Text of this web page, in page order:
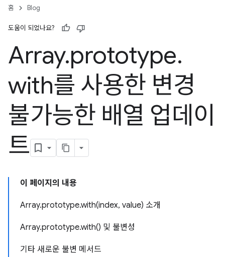
홈 Blog
도움이 되었나요?
Array.prototype.
with를 사용한 변경
불가능한 배열 업데이
트
이 페이지의 내용
Array.prototype.with(index, value) 소개
Array.prototype.with() 및 불변성
기타 새로운 불변 메서드